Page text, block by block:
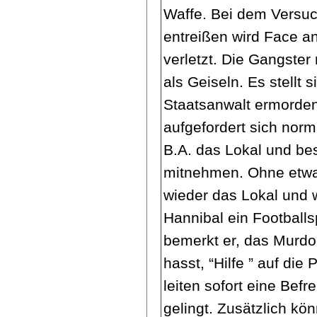
Waffe. Bei dem
entreißen wird Face
verletzt. Die
als Geiseln. Es stellt
Staatsanwalt
aufgefordert sich
B.A. das Lokal und
mitnehmen. Ohne
wieder das Lokal und
Hannibal ein
bemerkt er, das
hasst, “Hilfe ” auf die
leiten sofort eine
gelingt. Zusätzlich